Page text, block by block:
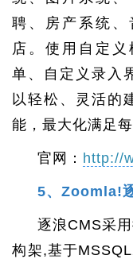
聘、房产系统
店。使用自定
单、自定义录入
以轻松、灵活的
能，最大化满足
官网： http://
5、Zoomla!
逐浪CMS采
构架,基于